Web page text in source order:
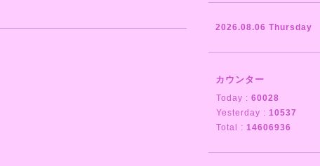
2026.08.06 Thursday
カウンター
Today : 60028
Yesterday : 10537
Total : 14606936